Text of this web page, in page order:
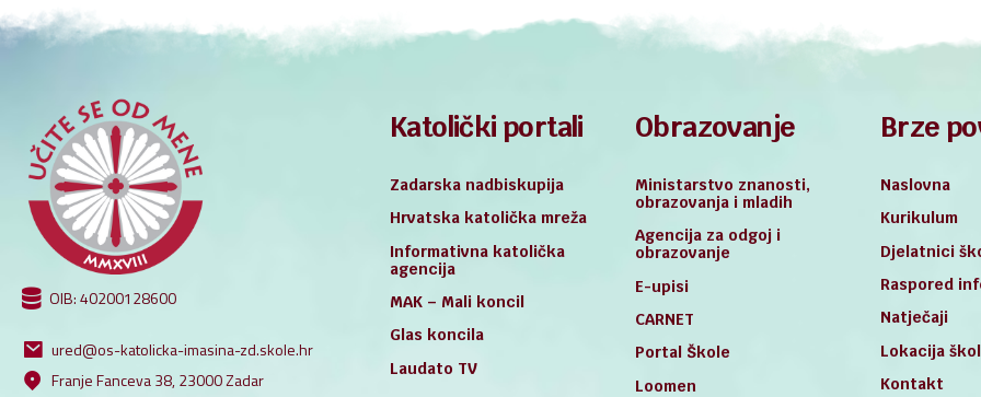
OIB: 40200128600
ured@os-katolicka-imasina-zd.skole.hr
Franje Fanceva 38, 23000 Zadar
Katolički portali
Zadarska nadbiskupija
Hrvatska katolička mreža
Informativna katolička
agencija
MAK – Mali koncil
Glas koncila
Laudato TV
Obrazovanje
Ministarstvo znanosti,
obrazovanja i mladih
Agencija za odgoj i
obrazovanje
E-upisi
CARNET
Portal Škole
Loomen
Brze
Naslovna
Kurikulum
Djelatnici
Raspored
Natječaji
Lokacija
Kontakt